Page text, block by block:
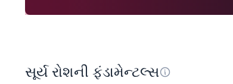
સૂર્ય રોશની ફંડામેન્ટલ્સ